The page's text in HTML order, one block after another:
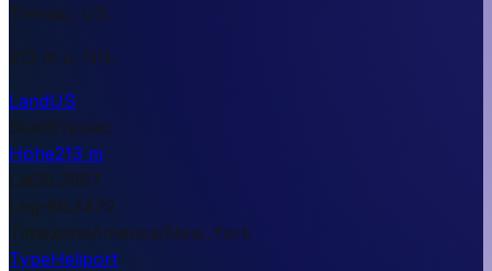
Treviac, US.
213 m ü. NN.
LandUS
StadtTreviac
Höhe213 m
Lat39.2887
Lng-86.3472
TimezoneAmerica/New_York
TypeHeliport